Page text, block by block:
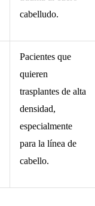
cabelludo.
Pacientes que
quieren
trasplantes de alta
densidad,
especialmente
para la línea de
cabello.